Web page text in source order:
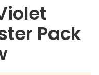
Pack